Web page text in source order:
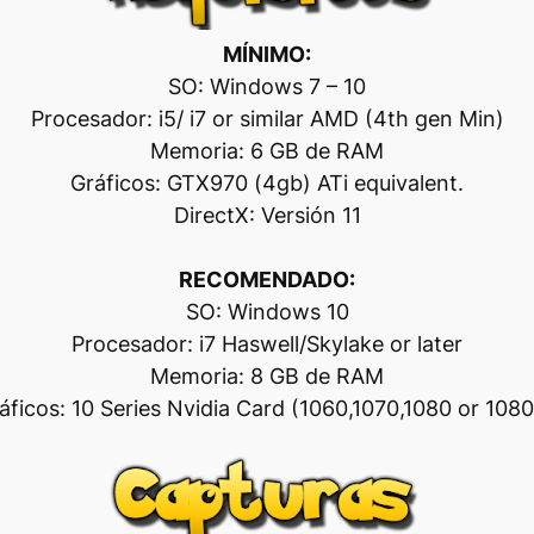
MÍNIMO:
SO: Windows 7 – 10
Procesador: i5/ i7 or similar AMD (4th gen Min)
Memoria: 6 GB de RAM
Gráficos: GTX970 (4gb) ATi equivalent.
DirectX: Versión 11
RECOMENDADO:
SO: Windows 10
Procesador: i7 Haswell/Skylake or later
Memoria: 8 GB de RAM
10 Series Nvidia Card (1060,1070,1080 or